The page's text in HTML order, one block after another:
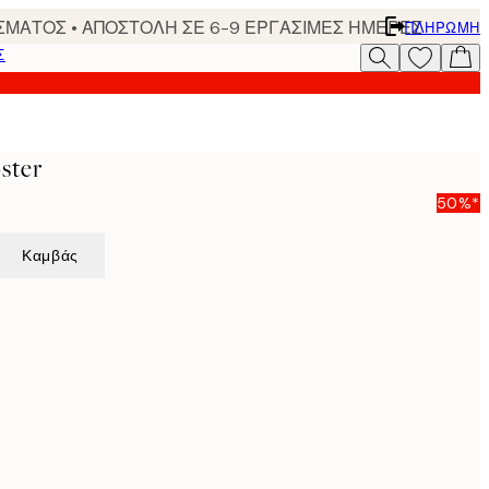
• ΑΠΟΣΤΟΛΗ ΣΕ 6-9 ΕΡΓΑΣΙΜΕΣ ΗΜΕΡΕΣΠΛΗΡΩΜΉ
50%*
Καμβάς